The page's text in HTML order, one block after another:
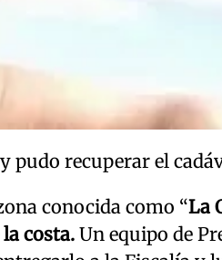
pudo recuperar el
conocida como “La
costa. Un equipo de